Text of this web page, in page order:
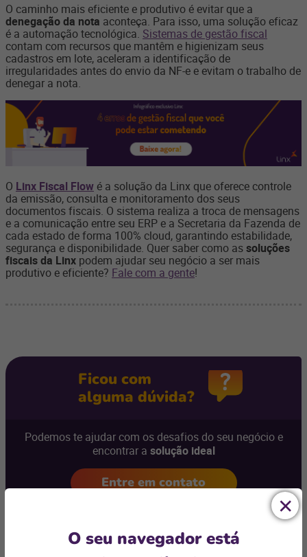
O caminho mais eficiente e produtivo é evitar que a
denegação da nota aconteça. Para isso, uma solução eficaz
é a automação tecnológica. Sistemas de gestão fiscal
contam com recursos que mantêm e higienizam seus
cadastros em lote, aceleram a identificação de
irregularidades antes do envio da NF-e e evitam o trabalho de
denegar a nota.
O Linx Fiscal Flow é a solução da Linx que oferece controle
da emissão, consulta e monitoramento dos seus
documentos fiscais. O sistema realiza a troca de mensagens
e a comunicação entre seu ERP e a Secretaria da Fazenda de
cada estado de forma 100% cloud, garantindo estabilidade,
segurança e disponibilidade. Quer saber como assoluções
fiscais da Linx podem ajudar seu negócio a ser mais
produtivo e eficiente? Fale com a gente!
Ficou com
alguma dúvida?
Podemos te ajudar com os desafios do seu negócio e
encontrar a solução ideal
Entre em contato
O seu navegador está